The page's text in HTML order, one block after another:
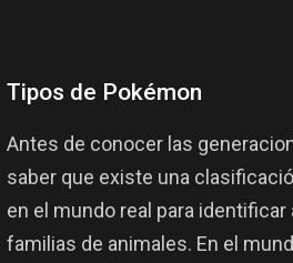
Tipos de Pokémon
Antes de conocer las
saber que existe una
en el mundo real para
familias de animales. En el